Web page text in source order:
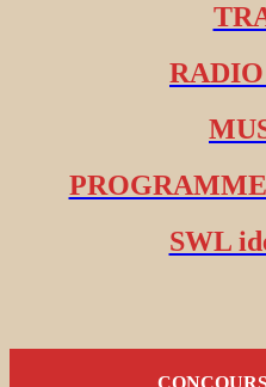
SWL